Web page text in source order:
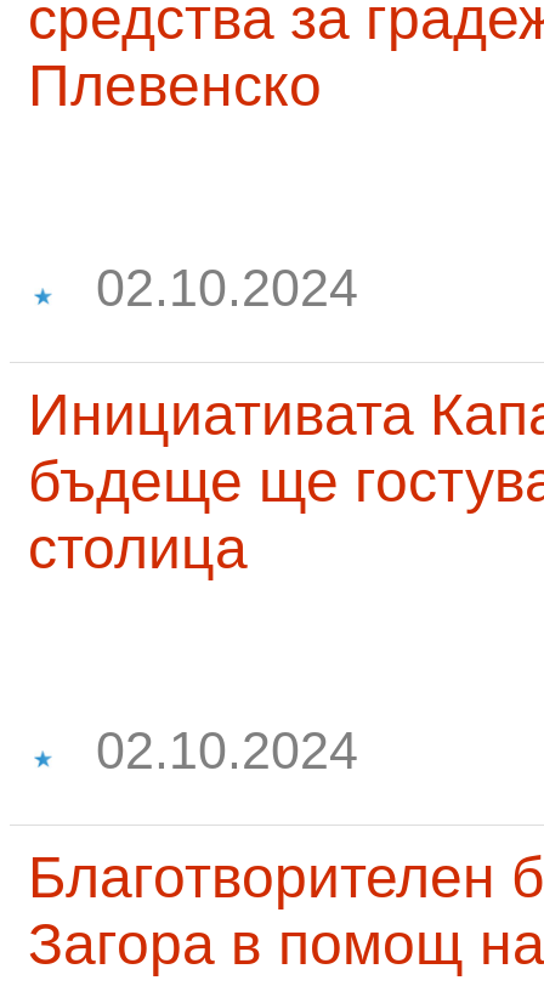
средства за
Плевенско
02.10.2024
Инициативата
бъдеще ще
столица
02.10.2024
Благотворителен
Загора в помощ